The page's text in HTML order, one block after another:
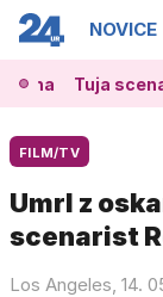
NOVICE
Tuja
FILM/TV
Umrl z
scenarist
Los Angeles, 14.